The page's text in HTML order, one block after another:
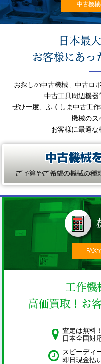
中古機
お探しの中古機械、中古ロ
中古工具周辺機器
ぜひ一度、ふくしま中古工
機械のス
お客様に最適
FAX
査定は無料
日本全国対
スピーディ
即日現金払